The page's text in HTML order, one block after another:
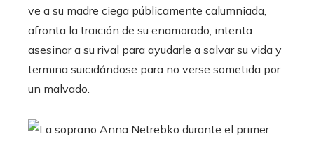
ve a su madre ciega públicamente calumniada,
afronta la traición de su enamorado, intenta
asesinar a su rival para ayudarle a salvar su vida y
termina suicidándose para no verse sometida por
un malvado.